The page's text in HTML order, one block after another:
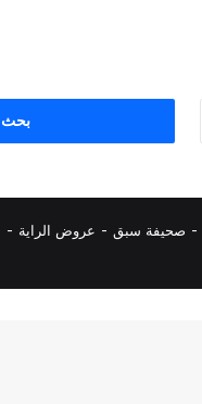
- صحيفة سبق - عروض الراية -